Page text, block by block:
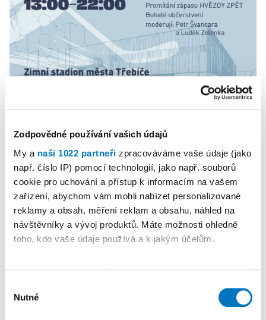
Zodpovědné používání vašich údajů
My a naši 1022 partneři zpracováváme vaše údaje (jako
např. číslo IP) pomocí technologií, jako např. souborů
cookie pro uchování a přístup k informacím na vašem
zařízení, abychom vám mohli nabízet personalizované
reklamy a obsah, měření reklam a obsahu, náhled na
návštěvníky a vývoj produktů. Máte možnosti ohledně
toho, kdo vaše údaje používá a k jakým účelům.
poloze, které mohou být přesné na několik metrů
souhlasu
Nutné
08. 08.